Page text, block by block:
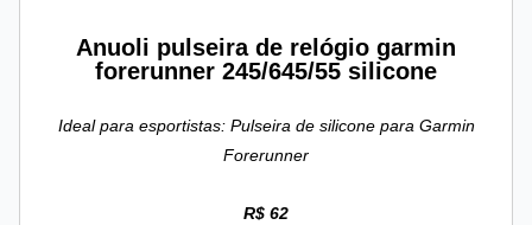
Anuoli pulseira de relógio garmin
forerunner 245/645/55 silicone
Ideal para esportistas: Pulseira de silicone para Garmin
Forerunner
R$ 62